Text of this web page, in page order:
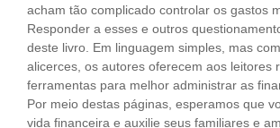
acham tão complicado controlar os gastos
Responder a esses e outros
deste livro. Em linguagem simples, mas
alicerces, os autores oferecem aos leitores
ferramentas para melhor administrar as
Por meio destas páginas, esperamos que
vida financeira e auxilie seus familiares e